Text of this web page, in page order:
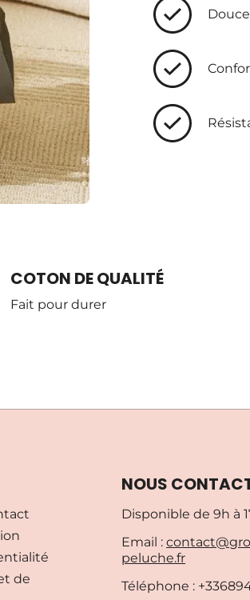
COTON DE QUALITÉ
Fait pour durer
de
NOUS
Disponible de 9h à
Email :
peluche.fr
Téléphone :